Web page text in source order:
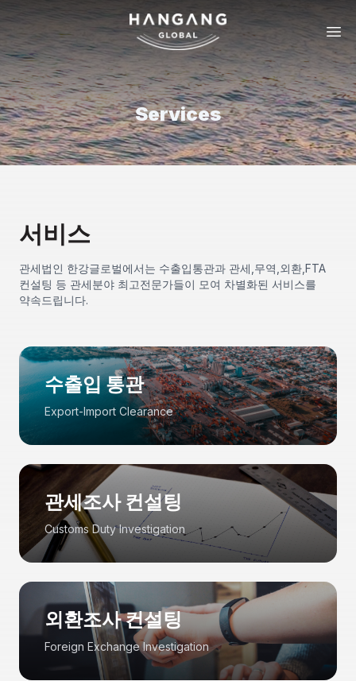
Services
서비스
관세법인 한강글로벌에서는 수출입통관과 관세,무역,외환,FTA
컨설팅 등 관세분야 최고전문가들이 모여 차별화된 서비스를
약속드립니다.
수출입 통관
Export-Import Clearance
관세조사 컨설팅
Customs Duty Investigation
외환조사 컨설팅
Foreign Exchange Investigation